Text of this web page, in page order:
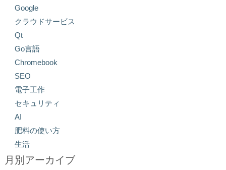
Google
クラウドサービス
Qt
Go言語
Chromebook
SEO
電子工作
セキュリティ
AI
肥料の使い方
生活
月別アーカイブ